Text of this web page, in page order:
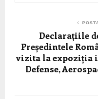
Declarațiile
Președintele
vizita la expoziția
Defense,